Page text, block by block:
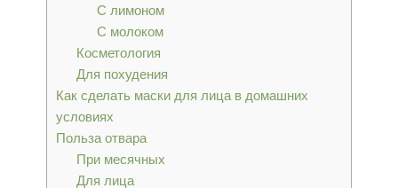
С лимоном
С молоком
Косметология
Для похудения
Как сделать маски для лица в домашних
условиях
Польза отвара
При месячных
Для лица